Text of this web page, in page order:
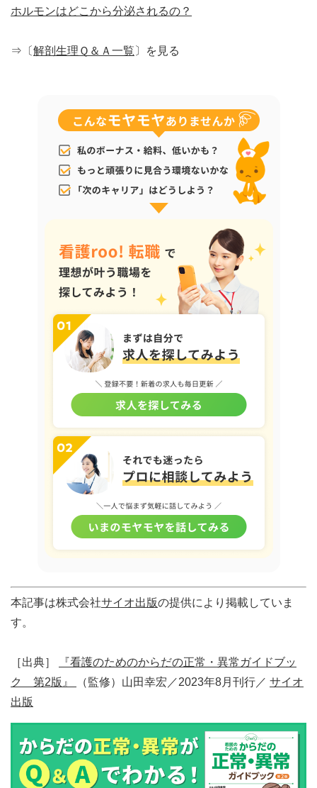
ホルモンはどこから分泌されるの？
⇒〔解剖生理Ｑ＆Ａ一覧 〕を見る
本記事は株式会社サイオ出版の提供により掲載していま
す。
［出典］
『看護のためのからだの正常・異常ガイドブッ
ク 第2版』
（監修）山田幸宏／2023年8月刊行／ サイオ
出版